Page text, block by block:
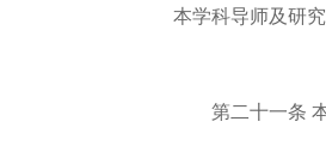
本学科导师及研
第二十一条